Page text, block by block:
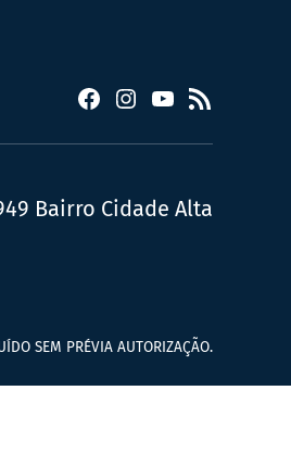
Facebook
Instagram
YouTube
RSS
Bairro Cidade Alta
SEM PRÉVIA AUTORIZAÇÃO.